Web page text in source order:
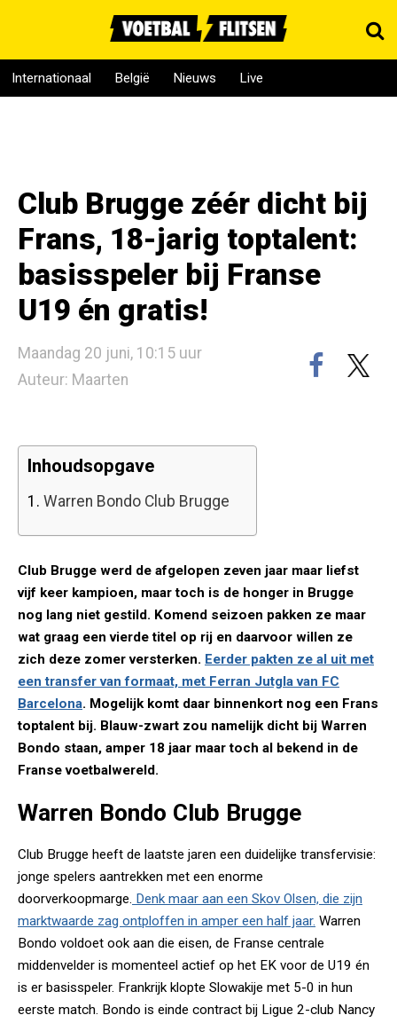
Internationaal België Nieuws Live
Club Brugge zéér dicht bij
Frans, 18-jarig toptalent:
basisspeler bij Franse
U19 én gratis!
Maandag 20 juni, 10:15 uur
Auteur: Maarten
Inhoudsopgave
1. Warren Bondo Club Brugge
Club Brugge werd de afgelopen zeven jaar maar liefst
vijf keer kampioen, maar toch is de honger in Brugge
nog lang niet gestild. Komend seizoen pakken ze maar
wat graag een vierde titel op rij en daarvoor willen ze
zich deze zomer versterken. Eerder pakten ze al uit met
een transfer van formaat, met Ferran Jutgla van FC
Barcelona. Mogelijk komt daar binnenkort nog een Frans
toptalent bij. Blauw-zwart zou namelijk dicht bij Warren
Bondo staan, amper 18 jaar maar toch al bekend in de
Franse voetbalwereld.
Warren Bondo Club Brugge
Club Brugge heeft de laatste jaren een duidelijke transfervisie:
jonge spelers aantrekken met een enorme
doorverkoopmarge. Denk maar aan een Skov Olsen, die zijn
marktwaarde zag ontploffen in amper een half jaar. Warren
Bondo voldoet ook aan die eisen, de Franse centrale
middenvelder is momenteel actief op het EK voor de U19 én
is er basisspeler. Frankrijk klopte Slowakije met 5-0 in hun
eerste match. Bondo is einde contract bij Ligue 2-club Nancy